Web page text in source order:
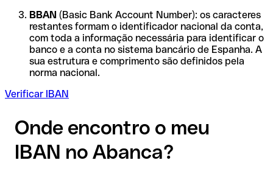
BBAN (Basic Bank Account Number): os caracteres
restantes formam o identificador nacional da conta,
com toda a informação necessária para identificar o
banco e a conta no sistema bancário de Espanha. A
sua estrutura e comprimento são definidos pela
norma nacional.
Verificar IBAN
Onde encontro o meu
IBAN no Abanca?